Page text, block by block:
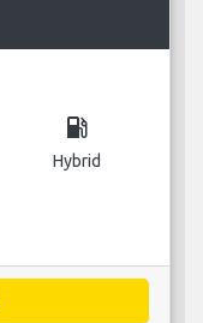
local_gas_station
Hybrid